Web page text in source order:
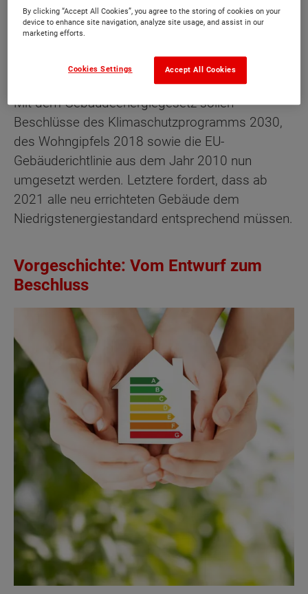
das Bauen bezahlbar bleiben und darf nicht
unnötig durch unterschiedliche, nebeneinander
Mit dem Gebäudeenergiegesetz sollen
Beschlüsse des Klimaschutzprogramms 2030,
des Wohngipfels 2018 sowie die EU-
Gebäuderichtlinie aus dem Jahr 2010 nun
umgesetzt werden. Letztere fordert, dass ab
2021 alle neu errichteten Gebäude dem
Niedrigstenergiestandard entsprechend müssen.
Vorgeschichte: Vom Entwurf zum
Beschluss
By clicking “Accept All Cookies”, you agree to the storing of cookies on your
device to enhance site navigation, analyze site usage, and assist in our
marketing efforts.
Accept All Cookies
Cookies Settings